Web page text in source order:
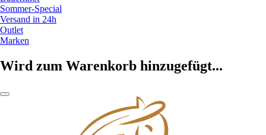
Sommer-Special
Versand in 24h
Outlet
Marken
Wird zum Warenkorb hinzugefügt...